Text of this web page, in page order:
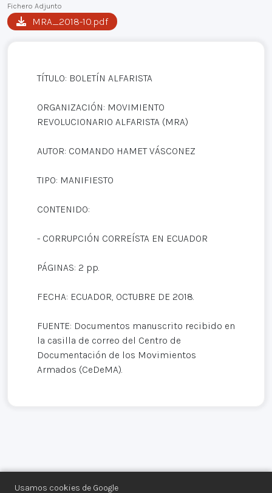
Usamos cookies de Google
Fichero Adjunto
MRA_2018-10.pdf
TÍTULO: BOLETÍN ALFARISTA
ORGANIZACIÓN: MOVIMIENTO
REVOLUCIONARIO ALFARISTA (MRA)
AUTOR: COMANDO HAMET VÁSCONEZ
TIPO: MANIFIESTO
CONTENIDO:
- CORRUPCIÓN CORREÍSTA EN ECUADOR
PÁGINAS: 2 pp.
FECHA: ECUADOR, OCTUBRE DE 2018.
FUENTE: Documentos manuscrito recibido en
la casilla de correo del Centro de
Documentación de los Movimientos
Armados (CeDeMA).